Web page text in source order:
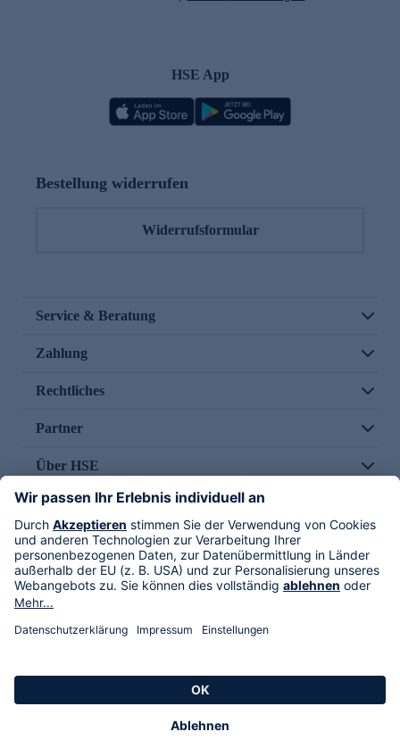
HSE App
Bestellung widerrufen
Widerrufsformular
Service & Beratung
Zahlung
Rechtliches
Partner
Über HSE
Im TV
HSE International